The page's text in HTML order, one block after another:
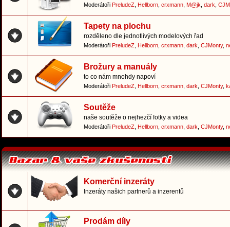
Moderátoři PreludeZ Hellborn crxmann M@jk dark
Tapety na plochu
rozděleno dle jednotlivých modelových řad
Moderátoři PreludeZ Hellborn crxmann dark CJMonty,
Brožury a manuály
to co nám mnohdy napoví
Moderátoři PreludeZ Hellborn crxmann dark CJMonty,
Soutěže
naše soutěže o nejhezčí fotky a videa
Moderátoři PreludeZ Hellborn crxmann dark CJMonty,
Komerční inzeráty
Inzeráty našich partnerů a inzerentů
Prodám díly